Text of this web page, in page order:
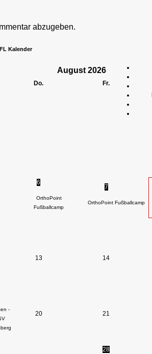
abzugeben.
Kalender
August 2026
Do. Fr.
6
OrthoPoint
Fußballcamp
7
OrthoPoint Fußballcamp
13 14
-
20 21
28